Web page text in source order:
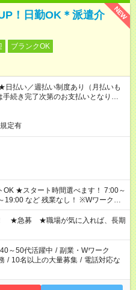
NEW
！日勤OK＊派遣介
ブランクOK
払い／週払い制度あり（月払いも
続き完了次第のお支払いとなりま
定有
7:00～
ど 残業なし！ ※Wワークの
40時間超の就業はご案内できませ
間以上勤務は社会保険への加入対象
日雇い派遣の原則禁止）により、
内が難しい場合があります
★急募 ★職場が気に入れば、長期
40～50代活躍中 / 副業・Wワーク
/ 10名以上の大量募集 / 電話対応な